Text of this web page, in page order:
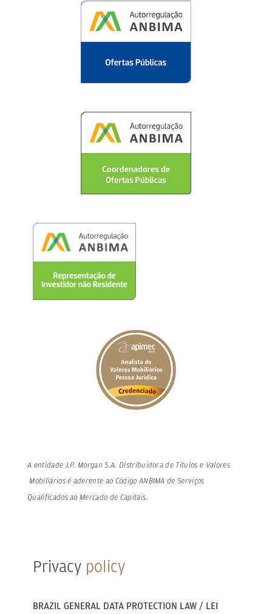
A entidade J.P. Morgan S.A. Distribuidora de Títulos e Valores
Mobiliários é aderente ao Código ANBIMA de Serviços
Qualificados ao Mercado de Capitais.
Privacy policy
BRAZIL GENERAL DATA PROTECTION LAW / LEI